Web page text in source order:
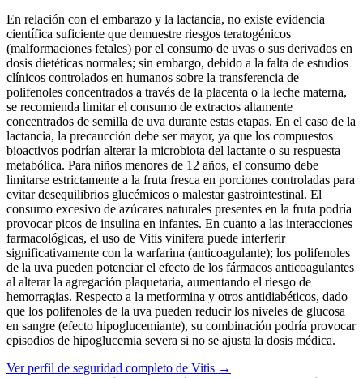
En relación con el embarazo y la lactancia, no existe evidencia
científica suficiente que demuestre riesgos teratogénicos
(malformaciones fetales) por el consumo de uvas o sus derivados en
dosis dietéticas normales; sin embargo, debido a la falta de estudios
clínicos controlados en humanos sobre la transferencia de
polifenoles concentrados a través de la placenta o la leche materna,
se recomienda limitar el consumo de extractos altamente
concentrados de semilla de uva durante estas etapas. En el caso de la
lactancia, la precaucción debe ser mayor, ya que los compuestos
bioactivos podrían alterar la microbiota del lactante o su respuesta
metabólica. Para niños menores de 12 años, el consumo debe
limitarse estrictamente a la fruta fresca en porciones controladas para
evitar desequilibrios glucémicos o malestar gastrointestinal. El
consumo excesivo de azúcares naturales presentes en la fruta podría
provocar picos de insulina en infantes. En cuanto a las interacciones
farmacológicas, el uso de Vitis vinifera puede interferir
significativamente con la warfarina (anticoagulante); los polifenoles
de la uva pueden potenciar el efecto de los fármacos anticoagulantes
al alterar la agregación plaquetaria, aumentando el riesgo de
hemorragias. Respecto a la metformina y otros antidiabéticos, dado
que los polifenoles de la uva pueden reducir los niveles de glucosa
en sangre (efecto hipoglucemiante), su combinación podría provocar
episodios de hipoglucemia severa si no se ajusta la dosis médica.
Ver perfil de seguridad completo de Vitis →